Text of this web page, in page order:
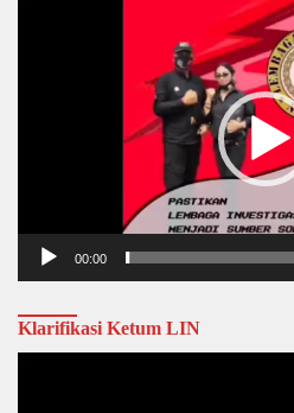
00:00
Klarifikasi Ketum LIN